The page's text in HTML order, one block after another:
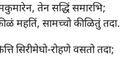
तेन सद्धिं समारभि;
महतिं, सामच्चो कीळितुं तदा.
सिरीमेघो-रोहणे वसतो तदा;